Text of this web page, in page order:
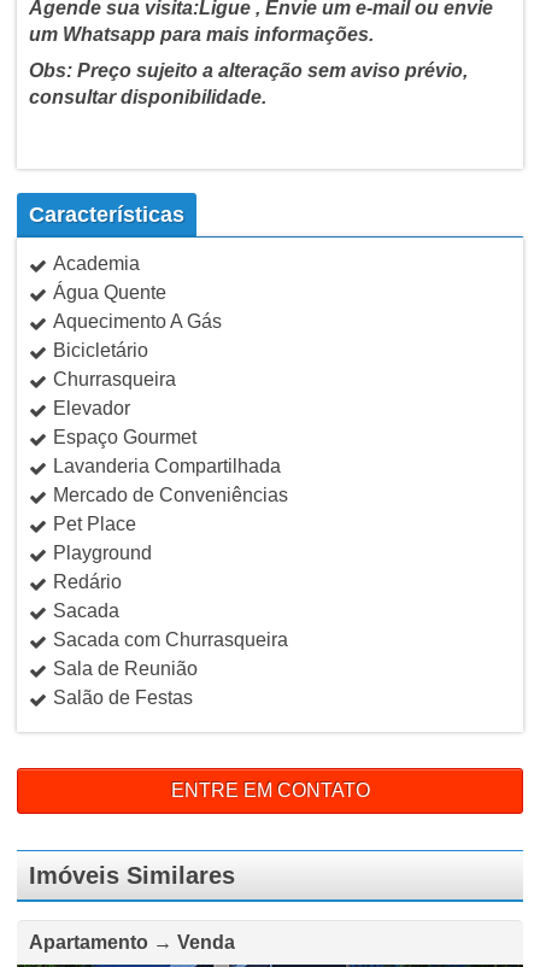
Agende sua visita:Ligue , Envie um e-mail ou envie
um Whatsapp para mais informações.
Obs: Preço sujeito a alteração sem aviso prévio,
consultar disponibilidade.
Características
Academia
Água Quente
Aquecimento A Gás
Bicicletário
Churrasqueira
Elevador
Espaço Gourmet
Lavanderia Compartilhada
Mercado de Conveniências
Pet Place
Playground
Redário
Sacada
Sacada com Churrasqueira
Sala de Reunião
Salão de Festas
ENTRE EM CONTATO
Imóveis Similares
Apartamento → Venda